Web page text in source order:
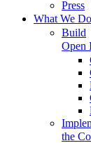
Press
What We Do
Build
Open
the